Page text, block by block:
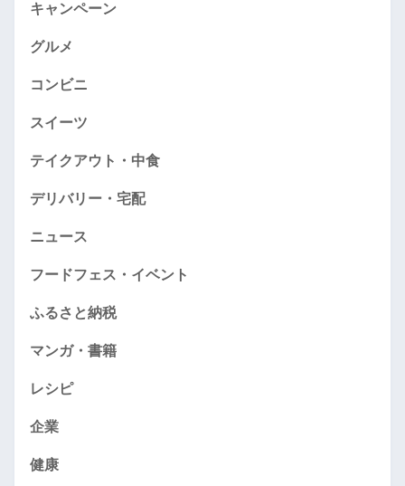
キャンペーン
グルメ
コンビニ
スイーツ
テイクアウト・中食
デリバリー・宅配
ニュース
フードフェス・イベント
ふるさと納税
マンガ・書籍
レシピ
企業
健康